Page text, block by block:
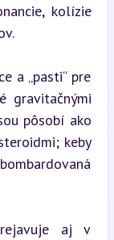
kolízie
a „pasti“ pre
gravitačnými
pôsobí ako
keby
aj v